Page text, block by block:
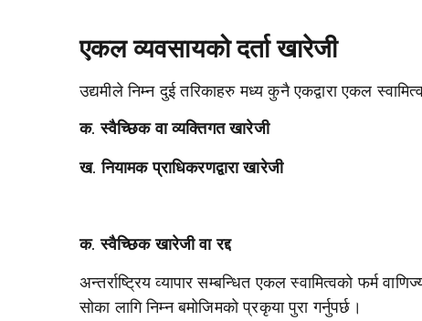
एकल व्यवसायको दर्ता खारेजी
उद्यमीले निम्न दुई तरिकाहरु मध्य कुनै एकद्वारा एकल
क. स्वैच्छिक वा व्यक्तिगत खारेजी
ख. नियामक प्राधिकरणद्वारा खारेजी
क. स्वैच्छिक खारेजी वा रद्द
अन्तर्राष्ट्रिय व्यापार सम्बन्धित एकल स्वामित्वको फर्म
सोका लागि निम्न बमोजिमको प्रकृया पुरा गर्नुपर्छ।